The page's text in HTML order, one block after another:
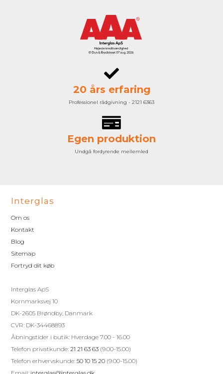
20 års erfaring
Professionel rådgivning - 2121 6363
Egen produktion
Undgå fordyrende mellemled
Interglas
Om os
Kontakt
Blog
Sitemap
Fortryd dit køb
Interglas ApS
Kornmarksvej 10
DK-2605 Brøndby, Danmark
CVR: DK-34468893
Åbningstider i butik: Hverdage 7.00 - 16.00
Telefon privatkunde:21 21 63 63 (9.00-15.00)
Telefon erhvervskunde:50 10 15 20 (9.00-15.00)